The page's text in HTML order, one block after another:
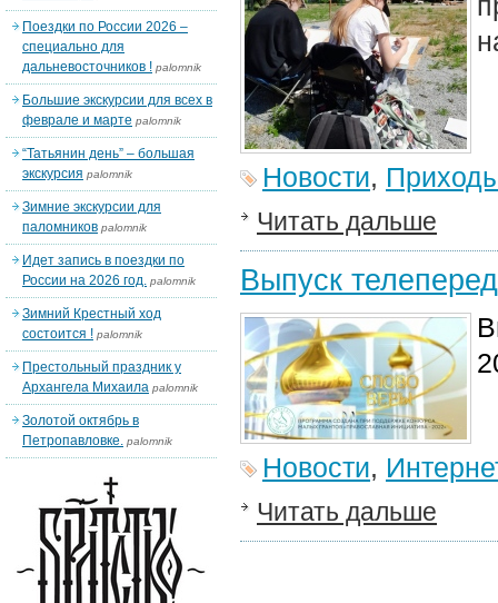
Новости,
Читать дальше
Выпуск
Новости,
Читать дальше
Поездки по России 2026 –
специально для
дальневосточников ! palomnik
Большие экскурсии для всех в
феврале и марте palomnik
“Татьянин день” – большая
экскурсия palomnik
Зимние экскурсии для
паломников palomnik
Идет запись в поездки по
России на 2026 год. palomnik
Зимний Крестный ход
состоится ! palomnik
Престольный праздник у
Архангела Михаила palomnik
Золотой октябрь в
Петропавловке. palomnik